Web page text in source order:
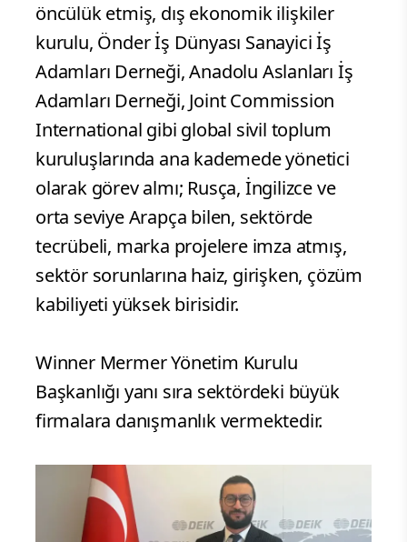
öncülük etmiş, dış ekonomik ilişkiler
kurulu, Önder İş Dünyası Sanayici İş
Adamları Derneği, Anadolu Aslanları İş
Adamları Derneği, Joint Commission
International gibi global sivil toplum
kuruluşlarında ana kademede yönetici
olarak görev almı; Rusça, İngilizce ve
orta seviye Arapça bilen, sektörde
tecrübeli, marka projelere imza atmış,
sektör sorunlarına haiz, girişken, çözüm
kabiliyeti yüksek birisidir.
Winner Mermer Yönetim Kurulu
Başkanlığı yanı sıra sektördeki büyük
firmalara danışmanlık vermektedir.